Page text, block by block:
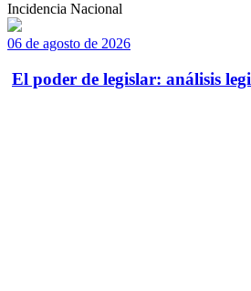
Incidencia Nacional
06 de agosto de 2026
El poder de legislar: análisis